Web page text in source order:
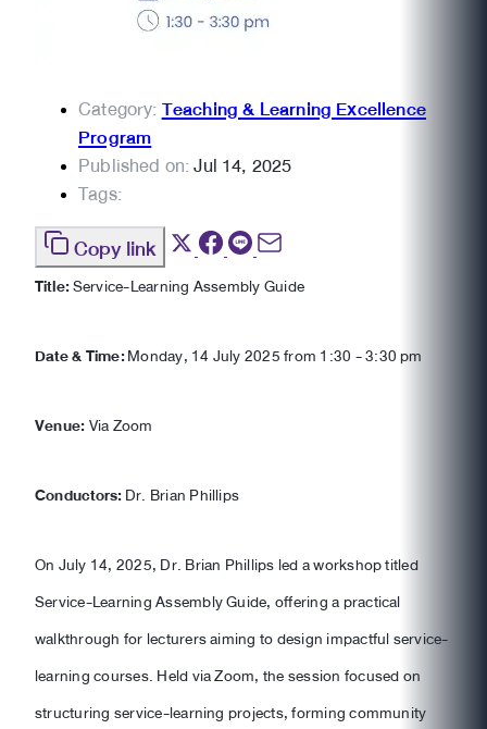
Category:Teaching & Learning Excellence
Program
Published on:Jul 14, 2025
Tags:
Copy link
Title:Service-Learning Assembly Guide
Date & Time:Monday, 14 July 2025 from 1:30 - 3:30 pm
Venue:Via Zoom
Conductors:Dr. Brian Phillips
On July 14, 2025, Dr. Brian Phillips led a workshop titled
Service-Learning Assembly Guide, offering a practical
walkthrough for lecturers aiming to design impactful service-
learning courses. Held via Zoom, the session focused on
structuring service-learning projects, forming community